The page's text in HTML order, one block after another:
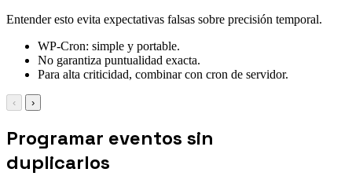
Entender esto evita expectativas falsas sobre precisión temporal.
WP-Cron: simple y portable.
No garantiza puntualidad exacta.
Para alta criticidad, combinar con cron de servidor.
‹ ›
Programar eventos sin
duplicarlos